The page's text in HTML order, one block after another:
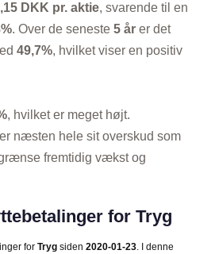
DKK pr. aktie, svarende til en
. Over de seneste 5 år er det
49,7%, hvilket viser en positiv
, hvilket er meget højt.
næsten hele sit overskud som
fremtidig vækst og
for Tryg
for Tryg siden 2020-01-23. I denne